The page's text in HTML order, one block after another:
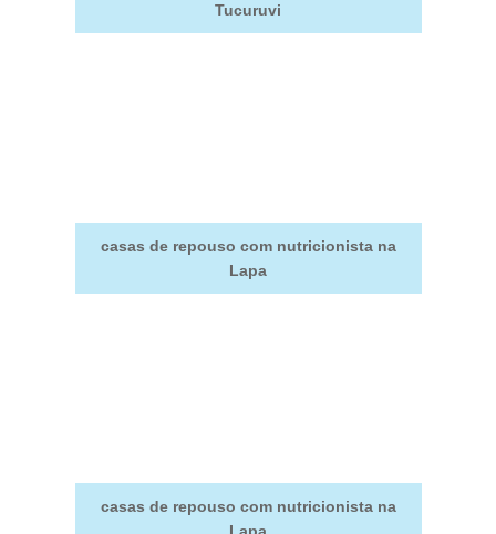
Tucuruvi
casas de repouso com nutricionista na
Lapa
casas de repouso com nutricionista na